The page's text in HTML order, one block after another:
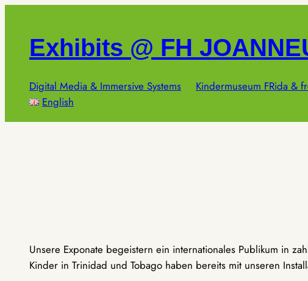
springenExhibits @ FH
Digital Media & Immersive Systems Kindermuseum FRida &
English
Unsere Exponate begeistern ein internationales Publikum in
Kinder in Trinidad und Tobago haben bereits mit unseren